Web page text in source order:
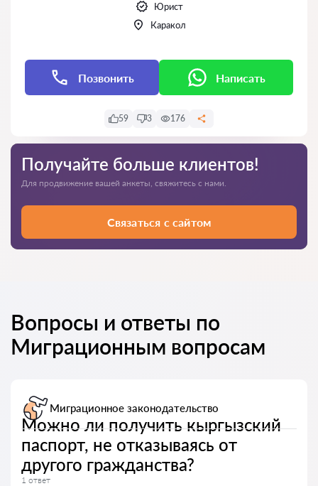
Юрист
Каракол
Позвонить Написать
59 3 176
Получайте больше клиентов!
Для продвижение вашей анкеты, свяжитесь с нами.
Связаться с сайтом
Вопросы и ответы по
Миграционным вопросам
Миграционное законодательство
Можно ли получить кыргызский
паспорт, не отказываясь от
другого гражданства?
1 ответ